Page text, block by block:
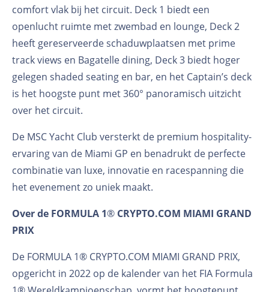
comfort vlak bij het circuit. Deck 1 biedt een
openlucht ruimte met zwembad en lounge, Deck 2
heeft gereserveerde schaduwplaatsen met prime
track views en Bagatelle dining, Deck 3 biedt hoger
gelegen shaded seating en bar, en het Captain’s deck
is het hoogste punt met 360° panoramisch uitzicht
over het circuit.
De MSC Yacht Club versterkt de premium hospitality-
ervaring van de Miami GP en benadrukt de perfecte
combinatie van luxe, innovatie en racespanning die
het evenement zo uniek maakt.
Over de FORMULA 1® CRYPTO.COM MIAMI GRAND
PRIX
De FORMULA 1® CRYPTO.COM MIAMI GRAND PRIX,
opgericht in 2022 op de kalender van het FIA Formula